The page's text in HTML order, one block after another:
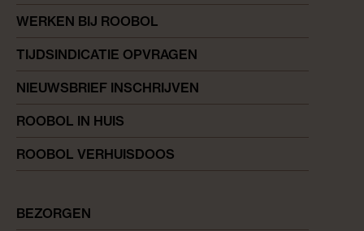
WERKEN BIJ ROOBOL
TIJDSINDICATIE OPVRAGEN
NIEUWSBRIEF INSCHRIJVEN
ROOBOL IN HUIS
ROOBOL VERHUISDOOS
BEZORGEN